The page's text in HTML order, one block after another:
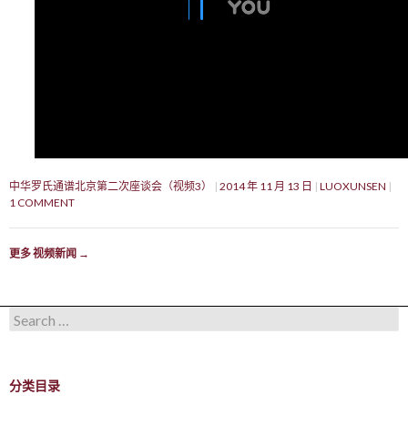
中华罗氏通谱北京第二次座谈会（视频3） 2014 年 11 月 13 日
LUOXUNSEN
1 COMMENT
更多 视频新闻 →
Search for:
分类目录